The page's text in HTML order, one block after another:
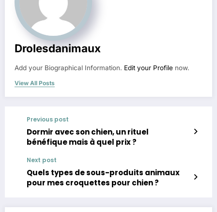
Drolesdanimaux
Add your Biographical Information. Edit your Profile now.
View All Posts
Previous post
Dormir avec son chien, un rituel
bénéfique mais à quel prix ?
Next post
Quels types de sous-produits animaux
pour mes croquettes pour chien ?